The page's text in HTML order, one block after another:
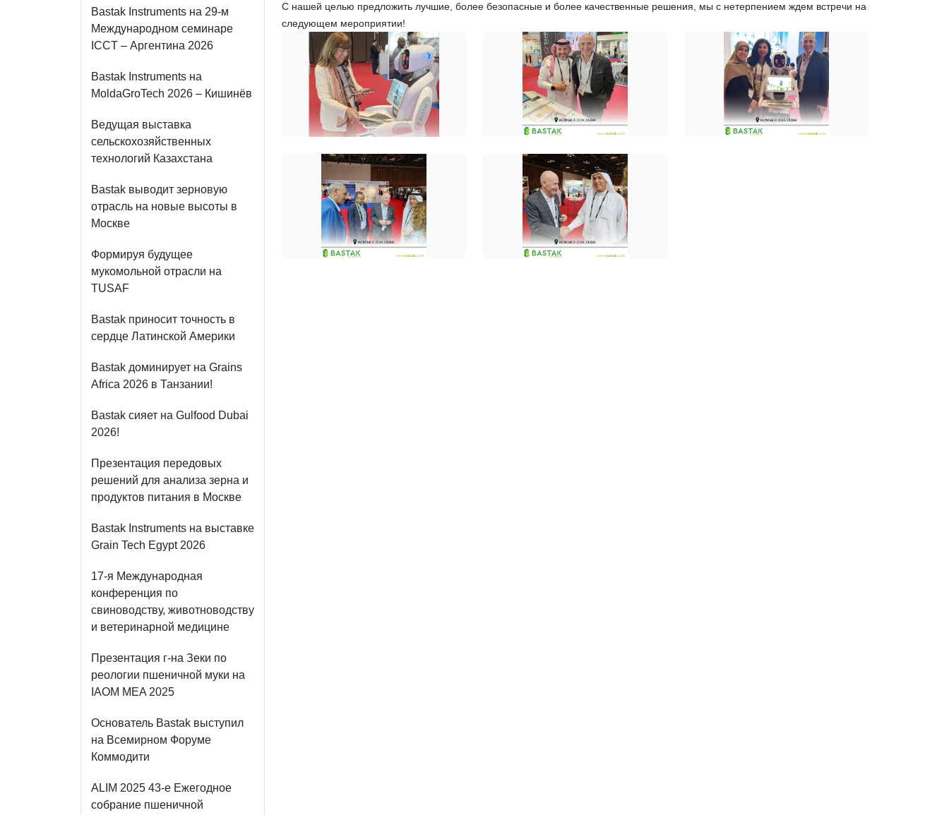
Bastak Instruments на 29-м
Международном семинаре
ICCT – Аргентина 2026
Bastak Instruments на
MoldaGroTech 2026 – Кишинёв
Ведущая выставка
сельскохозяйственных
технологий Казахстана
Bastak выводит зерновую
отрасль на новые высоты в
Москве
Формируя будущее
мукомольной отрасли на
TUSAF
Bastak приносит точность в
сердце Латинской Америки
Bastak доминирует на Grains
Africa 2026 в Танзании!
Bastak сияет на Gulfood Dubai
2026!
Презентация передовых
решений для анализа зерна и
продуктов питания в Москве
Bastak Instruments на выставке
Grain Tech Egypt 2026
17-я Международная
конференция по
свиноводству, животноводству
и ветеринарной медицине
Презентация г-на Зеки по
реологии пшеничной муки на
IAOM MEA 2025
Основатель Bastak выступил
на Всемирном Форуме
Коммодити
ALIM 2025 43-е Ежегодное
собрание пшеничной
С нашей целью предложить лучшие, более безопасные и более качественные решения, мы с нетерпением ждем встречи на
следующем мероприятии!